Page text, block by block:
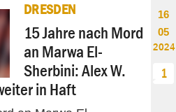
DRESDEN
15 Jahre nach Mord
an Marwa El-
Sherbini: Alex W.
in Haft
16
05
2024
1